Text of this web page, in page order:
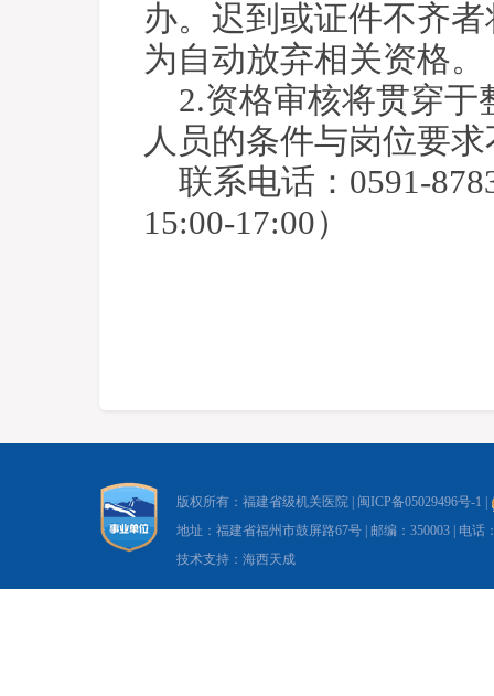
办。迟到或证件不齐
为自动放弃相关资格。
2.资格审核将贯穿
人员的条件与岗位要
联系电话：0591-
15:00-17:00）
版权所有：福建省级机关医院 | 闽ICP备05029496号-1
地址：福建省福州市鼓屏路67号 | 邮编：350003 | 电话
技术支持：海西天成